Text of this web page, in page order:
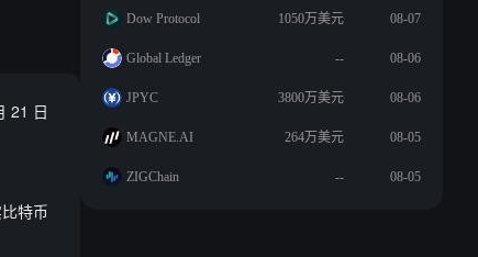
21 日
特币
Dow Protocol 1050万美元 08-07
Global Ledger -- 08-06
JPYC 3800万美元 08-06
MAGNE.AI 264万美元 08-05
ZIGChain -- 08-05